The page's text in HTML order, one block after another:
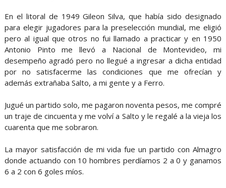
En el litoral de 1949 Gileon Silva, que había sido designado
para elegir jugadores para la preselección mundial, me eligió
pero al igual que otros no fui llamado a practicar y en 1950
Antonio Pinto me llevó a Nacional de Montevideo, mi
desempeño agradó pero no llegué a ingresar a dicha entidad
por no satisfacerme las condiciones que me ofrecían y
además extrañaba Salto, a mi gente y a Ferro.
Jugué un partido solo, me pagaron noventa pesos, me compré
un traje de cincuenta y me volví a Salto y le regalé a la vieja los
cuarenta que me sobraron.
La mayor satisfacción de mi vida fue un partido con Almagro
donde actuando con 10 hombres perdíamos 2 a 0 y ganamos
6 a 2 con 6 goles míos.